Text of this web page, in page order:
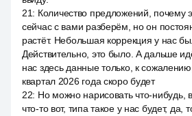
21: Количество предложений, почему
сейчас с вами разберём, но он
растёт. Небольшая коррекция у нас
Действительно, это было. А дальше
нас здесь данные только, к
квартал 2026 года скоро будет
22: Но можно нарисовать что-нибудь,
что-то вот, типа такое у нас будет, да,